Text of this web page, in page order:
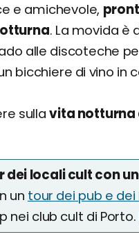
e amichevole,
. La movida è
alle discoteche
bicchiere di vino in
sullavita notturna
dei locali cult con
un tour dei pub e
nei club cult di Porto.